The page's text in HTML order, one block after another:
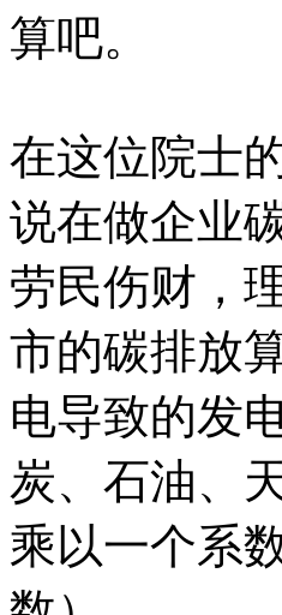
算吧。
在这位院士
说在做企业
劳民伤财，
市的碳排放
电导致的发
炭、石油、
乘以一个系